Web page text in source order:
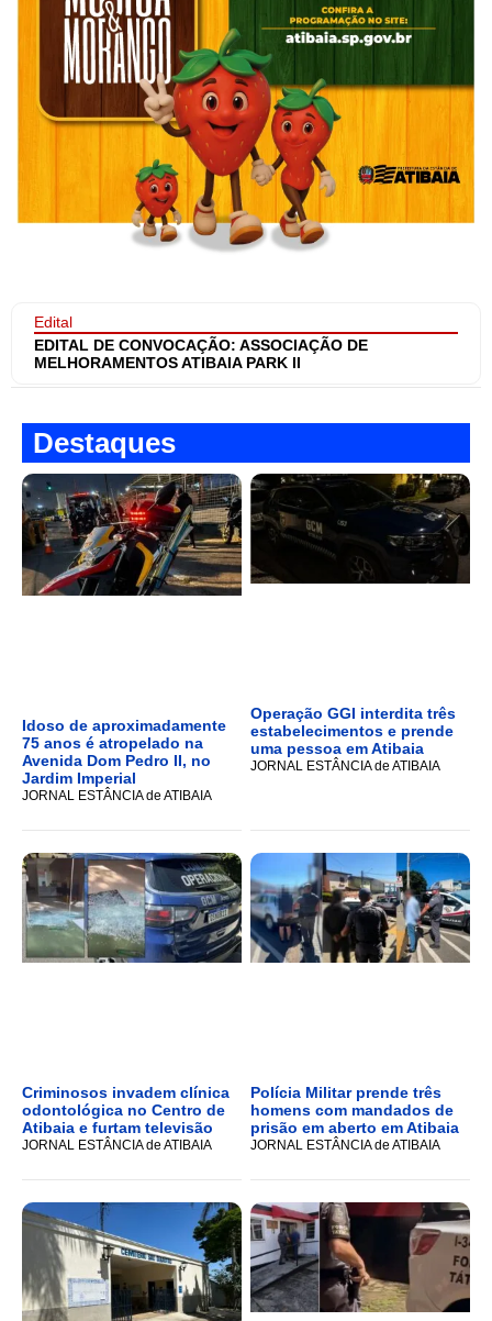
Edital
EDITAL DE CONVOCAÇÃO: ASSOCIAÇÃO DE
MELHORAMENTOS ATIBAIA PARK II
Destaques
Idoso de aproximadamente
75 anos é atropelado na
Avenida Dom Pedro II, no
Jardim Imperial
JORNAL ESTÂNCIA de ATIBAIA
Operação GGI interdita três
estabelecimentos e prende
uma pessoa em Atibaia
JORNAL ESTÂNCIA de ATIBAIA
Criminosos invadem clínica
odontológica no Centro de
Atibaia e furtam televisão
JORNAL ESTÂNCIA de ATIBAIA
Polícia Militar prende três
homens com mandados de
prisão em aberto em Atibaia
JORNAL ESTÂNCIA de ATIBAIA